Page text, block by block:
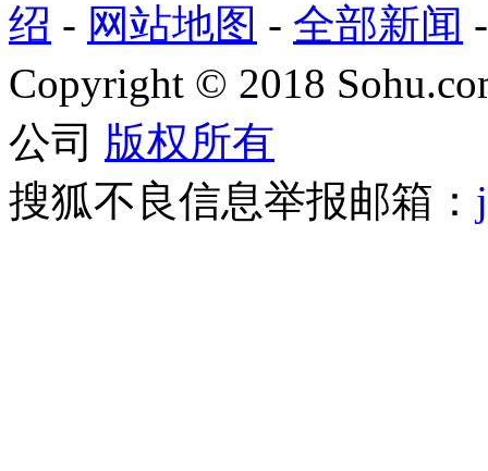
绍 - 网站地图 - 全部新闻
Copyright © 2018
公司 版权所有
搜狐不良信息举报邮箱：